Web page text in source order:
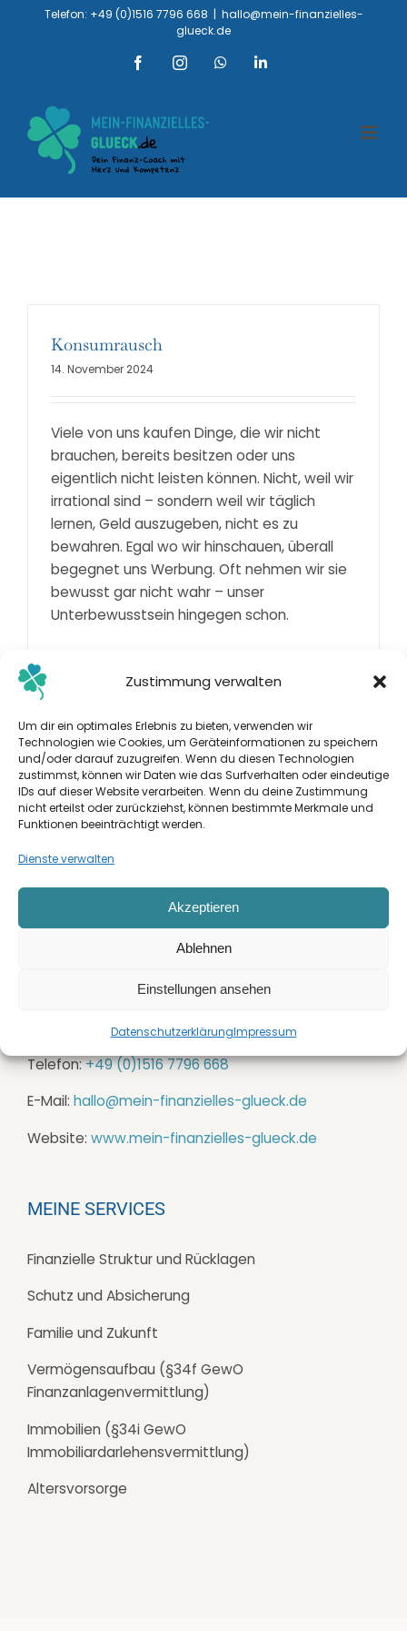
Zustimmung verwalten
Um dir ein optimales Erlebnis zu bieten, verwenden wir
Technologien wie Cookies, um Geräteinformationen zu speichern
und/oder darauf zuzugreifen. Wenn du diesen Technologien
zustimmst, können wir Daten wie das Surfverhalten oder eindeutige
IDs auf dieser Website verarbeiten. Wenn du deine Zustimmung
nicht erteilst oder zurückziehst, können bestimmte Merkmale und
Funktionen beeinträchtigt werden.
Dienste verwalten
Akzeptieren
Ablehnen
Einstellungen ansehen
DatenschutzerklärungImpressum
Telefon: +49 (0)1516 7796 668 | hallo@mein-finanzielles-
glueck.de
FacebookInstagramWhatsAppLinkedIn
Konsumrausch
14. November 2024
Viele von uns kaufen Dinge, die wir nicht
brauchen, bereits besitzen oder uns
eigentlich nicht leisten können. Nicht, weil wir
irrational sind – sondern weil wir täglich
lernen, Geld auszugeben, nicht es zu
bewahren. Egal wo wir hinschauen, überall
begegnet uns Werbung. Oft nehmen wir sie
bewusst gar nicht wahr – unser
Unterbewusstsein hingegen schon.
Telefon:+49 (0)1516 7796 668
E-Mail: hallo@mein-finanzielles-glueck.de
Website: www.mein-finanzielles-glueck.de
MEINE SERVICES
Finanzielle Struktur und Rücklagen
Schutz und Absicherung
Familie und Zukunft
Vermögensaufbau (§34f GewO
Finanzanlagenvermittlung)
Immobilien (§34i GewO
Immobiliardarlehensvermittlung)
Altersvorsorge